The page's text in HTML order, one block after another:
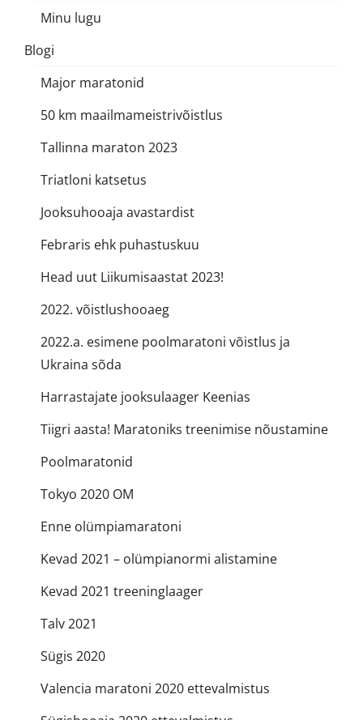
Minu lugu
Blogi
Major maratonid
50 km maailmameistrivõistlus
Tallinna maraton 2023
Triatloni katsetus
Jooksuhooaja avastardist
Febraris ehk puhastuskuu
Head uut Liikumisaastat 2023!
2022. võistlushooaeg
2022.a. esimene poolmaratoni võistlus ja
Ukraina sõda
Harrastajate jooksulaager Keenias
Tiigri aasta! Maratoniks treenimise nõustamine
Poolmaratonid
Tokyo 2020 OM
Enne olümpiamaratoni
Kevad 2021 – olümpianormi alistamine
Kevad 2021 treeninglaager
Talv 2021
Sügis 2020
Valencia maratoni 2020 ettevalmistus